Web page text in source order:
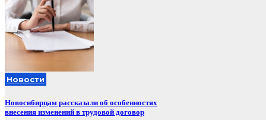
Новости
Новосибирцам рассказали об особенностях
внесения изменений в трудовой договор